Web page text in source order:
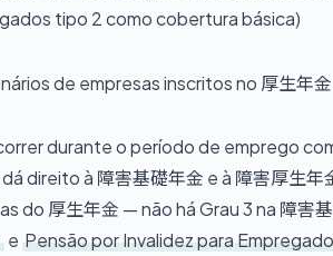
tipo 2 como cobertura básica)
de empresas inscritos no 厚生年金
durante o período de emprego
dá direito à 障害基礎年金 e à 障害厚生
do 厚生年金 — não há Grau 3 na 障害
e Pensão por Invalidez para